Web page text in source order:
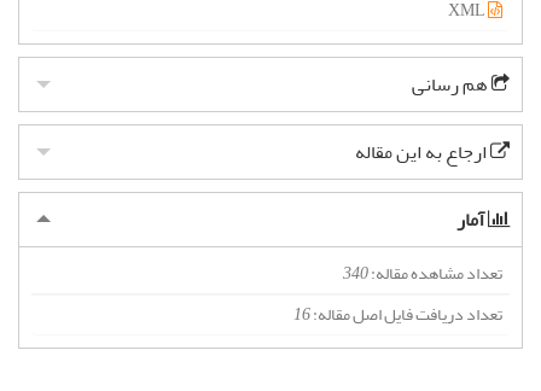
هم رسانی
ارجاع به این مقاله
آمار
تعداد مشاهده مقاله:340
تعداد دریافت فایل اصل مقاله:16